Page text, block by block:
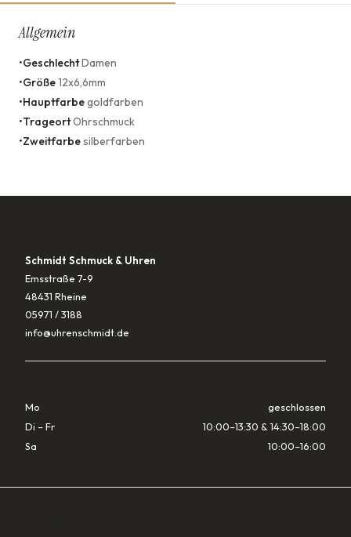
Allgemein
•GeschlechtDamen
•Größe12x6,6mm
•Hauptfarbegoldfarben
•TrageortOhrschmuck
•Zweitfarbesilberfarben
Schmidt Schmuck & Uhren
Emsstraße 7-9
48431 Rheine
05971 / 3188
info@uhrenschmidt.de
Mo
geschlossen
Di – Fr
10:00–13:30 & 14:30–18:00
Sa
10:00–16:00